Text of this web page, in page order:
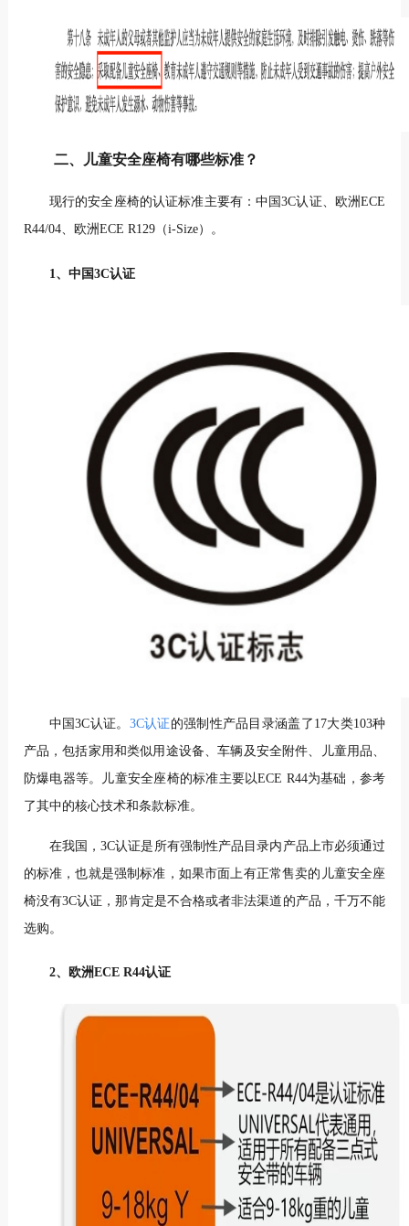
二、儿童安全座椅有哪些标准？
现行的安全座椅的认证标准主要有：中国3C认证、欧洲ECE
R44/04、欧洲ECE R129（i-Size）。
1、中国3C认证
中国3C认证。 3C认证 的强制性产品目录涵盖了17大类103种
产品，包括家用和类似用途设备、车辆及安全附件、儿童用品、
防爆电器等。儿童安全座椅的标准主要以ECE R44为基础，参考
了其中的核心技术和条款标准。
在我国，3C认证是所有强制性产品目录内产品上市必须通过
的标准，也就是强制标准，如果市面上有正常售卖的儿童安全座
椅没有3C认证，那肯定是不合格或者非法渠道的产品，千万不能
选购。
2、欧洲ECE R44认证